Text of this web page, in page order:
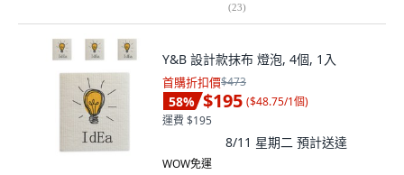
(23)
Y&B 設計款抹布 燈泡, 4個, 1入
首購折扣價$473
58% $195 ($48.75/1個)
運費 $195
8/11 星期二 預計送達
WOW免運